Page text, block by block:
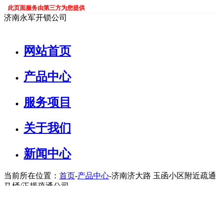
此页面服务由第三方为您提供
济南永军开锁公司
网站首页
产品中心
服务项目
关于我们
新闻中心
当前所在位置： 首页-产品中心-济南济大路 玉函小区附近疏通
马桶/正规疏通公司